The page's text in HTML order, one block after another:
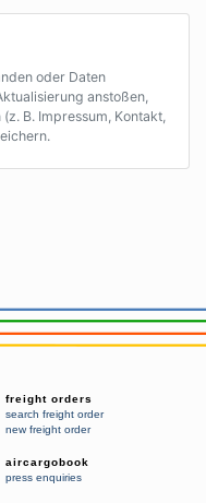
oder Daten
anstoßen,
B. Impressum, Kontakt,
freight orders
search freight order
new freight order
aircargobook
press enquiries